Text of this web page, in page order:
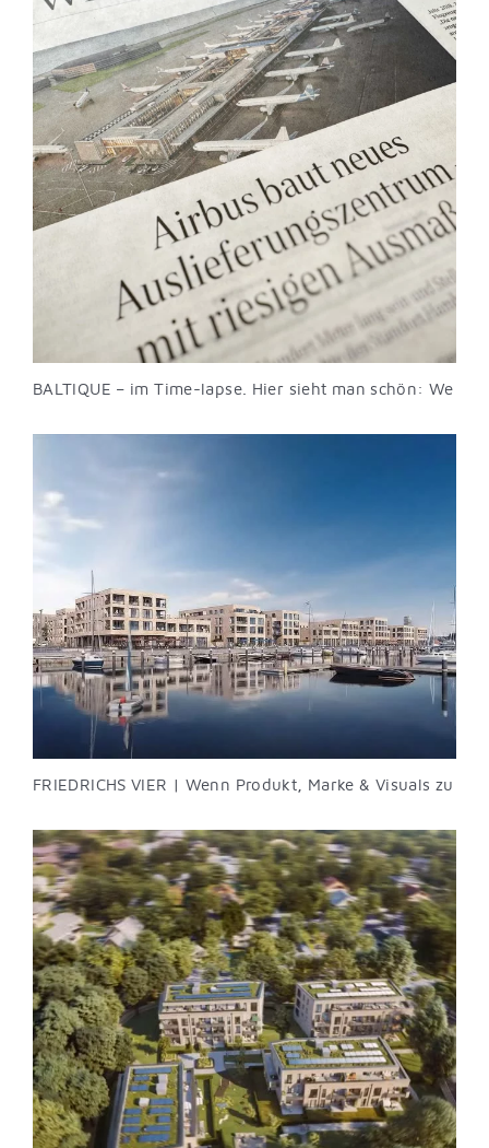
BALTIQUE – im Time-lapse. Hier sieht man schön: We
FRIEDRICHS VIER | Wenn Produkt, Marke & Visuals zu